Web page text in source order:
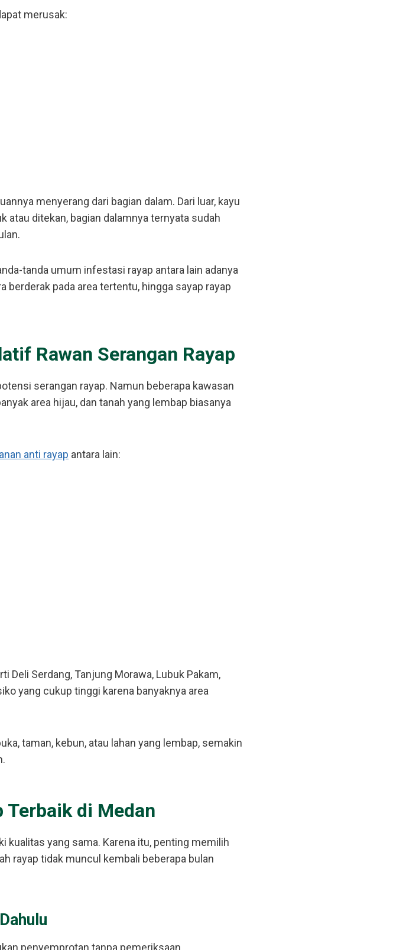
merusak:
menyerang dari bagian dalam. Dari luar, kayu
ditekan, bagian dalamnya ternyata sudah
tanda umum infestasi rayap antara lain adanya
berderak pada area tertentu, hingga sayap rayap
Rawan Serangan Rayap
serangan rayap. Namun beberapa kawasan
area hijau, dan tanah yang lembap biasanya
anti rayap antara lain:
Deli Serdang, Tanjung Morawa, Lubuk Pakam,
yang cukup tinggi karena banyaknya area
taman, kebun, atau lahan yang lembap, semakin
Terbaik di Medan
kualitas yang sama. Karena itu, penting memilih
rayap tidak muncul kembali beberapa bulan
penyemprotan tanpa pemeriksaan.